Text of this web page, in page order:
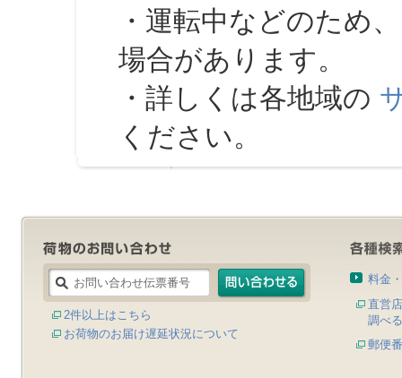
・運転中などのため
場合があります。
・詳しくは各地域の
ください。
2件以上はこちら
お荷物のお届け遅延状況について
料金
直営
調べる
郵便